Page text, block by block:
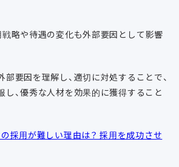
戦略や待遇の変化も外部要因として影響
要因を理解し、適切に対処することで、
し、優秀な人材を効果的に獲得すること
採用が難しい理由は？ 採用を成功させ